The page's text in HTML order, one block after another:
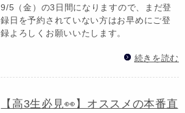
9/5（金）の3日間になりますので、まだ登
録日を予約されていない方はお早めにご登
録よろしくお願いいたします。
続きを読む
【高3生必見👀】オススメの本番直